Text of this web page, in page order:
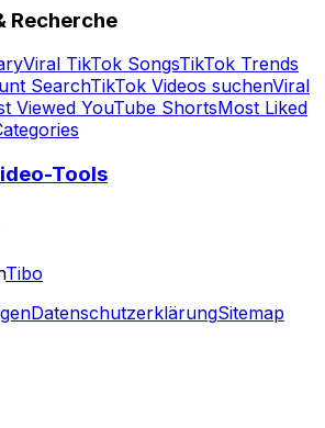
Recherche
Viral TikTok SongsTikTok Trends
SearchTikTok Videos suchenViral
Viewed YouTube ShortsMost Liked
Tools
Tibo
DatenschutzerklärungSitemap